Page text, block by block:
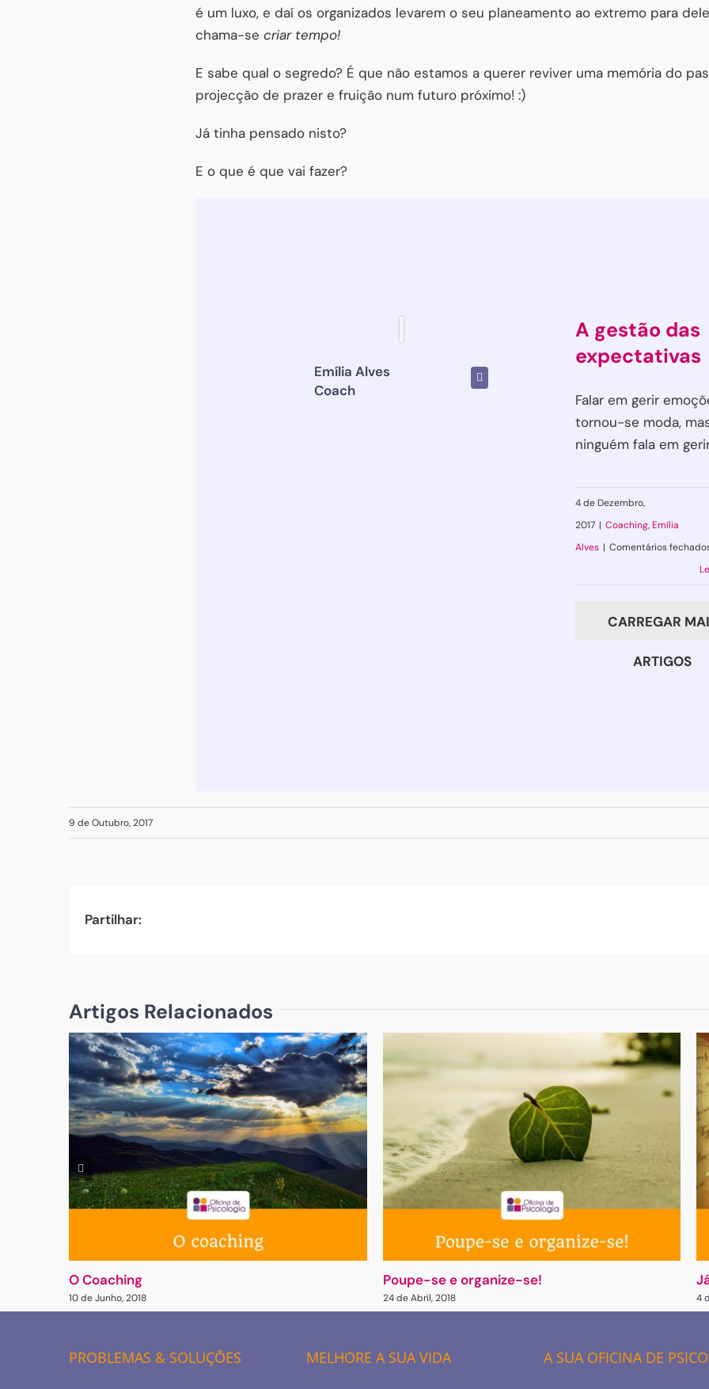
é um luxo, e daí os organizados levarem o seu planeamento ao extremo para
chama-se criar tempo!
E sabe qual o segredo? É que não estamos a querer reviver uma memória do
projecção de prazer e fruição num futuro próximo! :)
Já tinha pensado nisto?
E o que é que vai fazer?
Emília Alves
Coach
A gestão das
expectativas
Falar em gerir
tornou-se moda,
ninguém fala em
4 de Dezembro,
2017 | Coaching, Emília
Alves | Comentários
CARREGAR
ARTIGOS
9 de Outubro, 2017
Partilhar:
Artigos Relacionados
O Coaching
10 de Junho, 2018
Poupe-se e organize-se!
24 de Abril, 2018 4
PROBLEMAS & SOLUÇÕES MELHORE A SUA VIDA A SUA OFICINA DE